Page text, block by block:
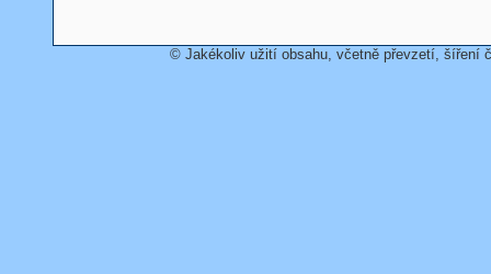
© Jakékoliv užití obsahu, včetně převzetí, šíření